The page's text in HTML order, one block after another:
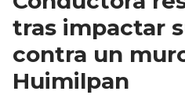
tras impactar
contra un
Huimilpan